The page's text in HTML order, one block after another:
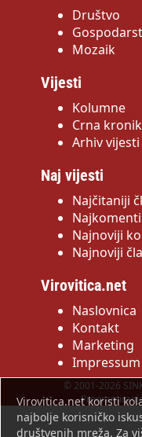
Društvo
Mozaik
Vijesti
Kolumne
Crna
Arhiv vijesti
Naj vijesti
Najčitaniji
Najnoviji
Najnoviji
Virovitica.net
Naslovnica
Kontakt
Marketing
Impressum
© 2001-2026
Virovitica.net koristi
najbolje korisničko
društvenih mreža. Za